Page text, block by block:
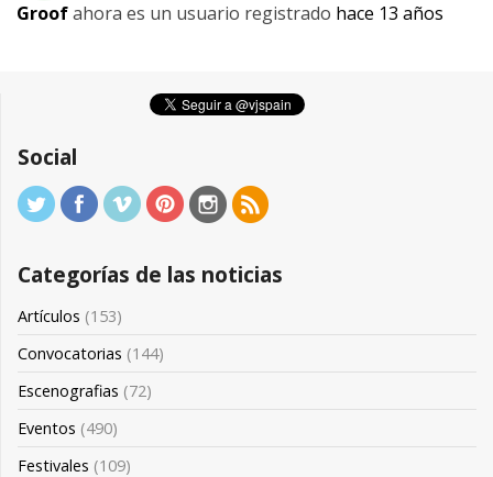
Groofahora es un usuario registrado hace 13 años
Social
Categorías de las noticias
Artículos (153)
Convocatorias (144)
Escenografias (72)
Eventos (490)
Festivales (109)